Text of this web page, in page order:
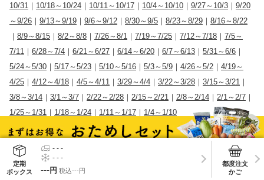
10/31 ｜ 10/18～10/24 ｜ 10/11～10/17 ｜ 10/4～10/10 ｜ 9/27～10/3 ｜ 9/20
～9/26 ｜ 9/13～9/19 ｜ 9/6～9/12 ｜ 8/30～9/5 ｜ 8/23～8/29 ｜ 8/16～8/22
｜ 8/9～8/15 ｜ 8/2～8/8 ｜ 7/26～8/1 ｜ 7/19～7/25 ｜ 7/12～7/18 ｜ 7/5～
7/11 ｜ 6/28～7/4 ｜ 6/21～6/27 ｜ 6/14～6/20 ｜ 6/7～6/13 ｜ 5/31～6/6 ｜
5/24～5/30 ｜ 5/17～5/23 ｜ 5/10～5/16 ｜ 5/3～5/9 ｜ 4/26～5/2 ｜ 4/19～
4/25 ｜ 4/12～4/18 ｜ 4/5～4/11 ｜ 3/29～4/4 ｜ 3/22～3/28 ｜ 3/15～3/21 ｜
3/8～3/14 ｜ 3/1～3/7 ｜ 2/22～2/28 ｜ 2/15～2/21 ｜ 2/8～2/14 ｜ 2/1～2/7 ｜
1/25～1/31 ｜ 1/18～1/24 ｜ 1/11～1/17 ｜ 1/4～1/10
2014
12/28～1/3｜12/21～12/27
11/30～12/6
｜11/23～11/29 11/2～11/8
10/26～